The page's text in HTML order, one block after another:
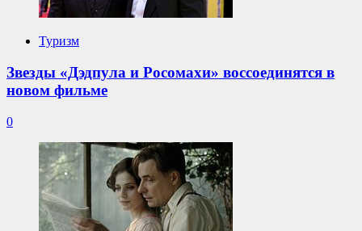
Туризм
Звезды «Дэдпула и Росомахи» воссоединятся в
новом фильме
0